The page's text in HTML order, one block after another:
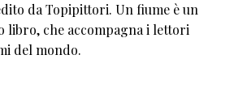
da Topipittori. Un fiume è un
libro, che accompagna i lettori
del mondo.